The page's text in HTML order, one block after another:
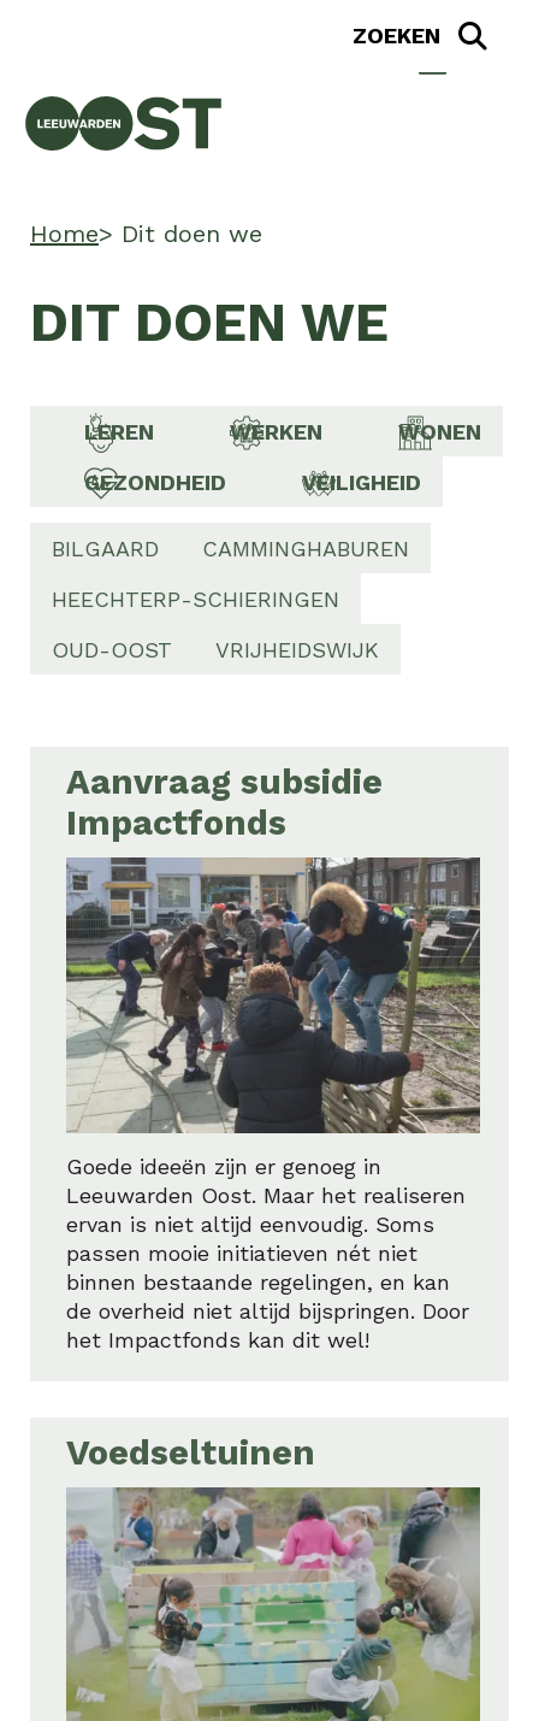
Home Dit doen we
DIT DOEN WE
LEREN WERKEN
WONEN
GEZONDHEID
VEILIGHEID
BILGAARD
CAMMINGHABUREN
HEECHTERP-SCHIERINGEN
OUD-OOST
VRIJHEIDSWIJK
Aanvraag subsidie
Impactfonds
Goede ideeën zijn er genoeg in
Leeuwarden Oost. Maar het realiseren
ervan is niet altijd eenvoudig. Soms
passen mooie initiatieven nét niet
binnen bestaande regelingen, en kan
de overheid niet altijd bijspringen. Door
het Impactfonds kan dit wel!
Voedseltuinen